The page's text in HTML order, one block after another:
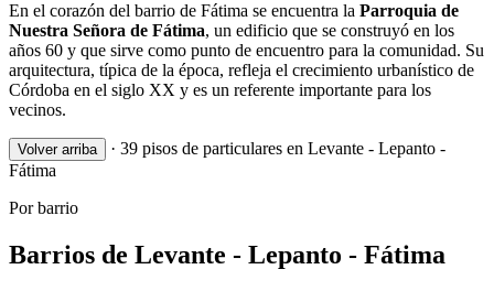
En el corazón del barrio de Fátima se encuentra la Parroquia de
Nuestra Señora de Fátima, un edificio que se construyó en los
años 60 y que sirve como punto de encuentro para la comunidad. Su
arquitectura, típica de la época, refleja el crecimiento urbanístico de
Córdoba en el siglo XX y es un referente importante para los
vecinos.
Volver arriba · 39 pisos de particulares en Levante - Lepanto -
Fátima
Por barrio
Barrios de Levante - Lepanto - Fátima